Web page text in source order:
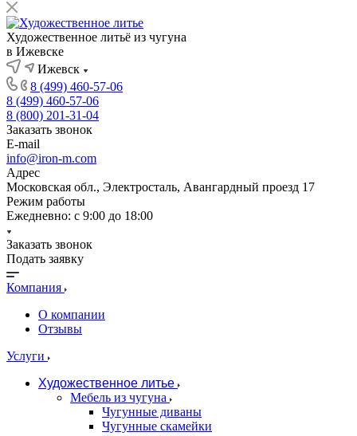
Художественное литьё из чугуна
в Ижевске
Ижевск
8 (499) 460-57-06
8 (499) 460-57-06
8 (800) 201-31-04
Заказать звонок
E-mail
info@iron-m.com
Адрес
Московская обл., Электросталь, Авангардный проезд 17
Режим работы
Ежедневно: с 9:00 до 18:00
Заказать звонок
Подать заявку
Компания
О компании
Отзывы
Услуги
Художественное литье
Мебель из чугуна
Чугунные диваны
Чугунные скамейки